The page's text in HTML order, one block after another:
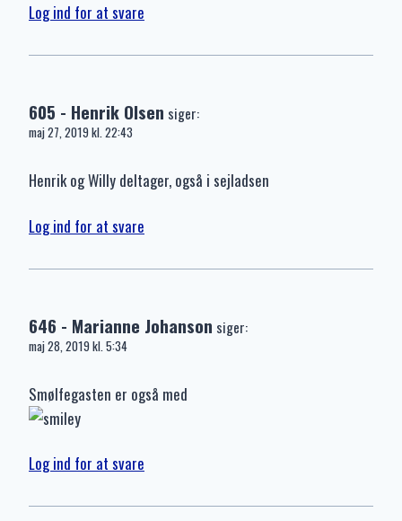
Log ind for at svare
605 - Henrik Olsen siger:
maj 27, 2019 kl. 22:43
Henrik og Willy deltager, også i sejladsen
Log ind for at svare
646 - Marianne Johanson siger:
maj 28, 2019 kl. 5:34
Smølfegasten er også med
Log ind for at svare